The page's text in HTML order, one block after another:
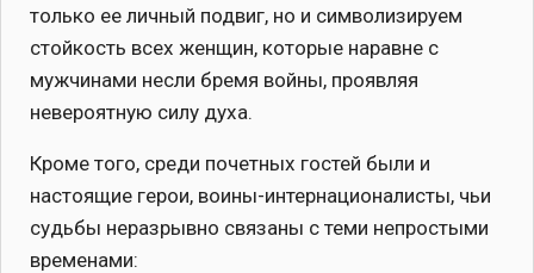
только ее личный подвиг, но и символизируем
стойкость всех женщин, которые наравне с
мужчинами несли бремя войны, проявляя
невероятную силу духа.
Кроме того, среди почетных гостей были и
настоящие герои, воины-интернационалисты, чьи
судьбы неразрывно связаны с теми непростыми
временами: